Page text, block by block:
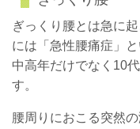
ぎっくり腰とは急に
には「急性腰痛症」と
中高年だけでなく10
す。
腰周りにおこる突然